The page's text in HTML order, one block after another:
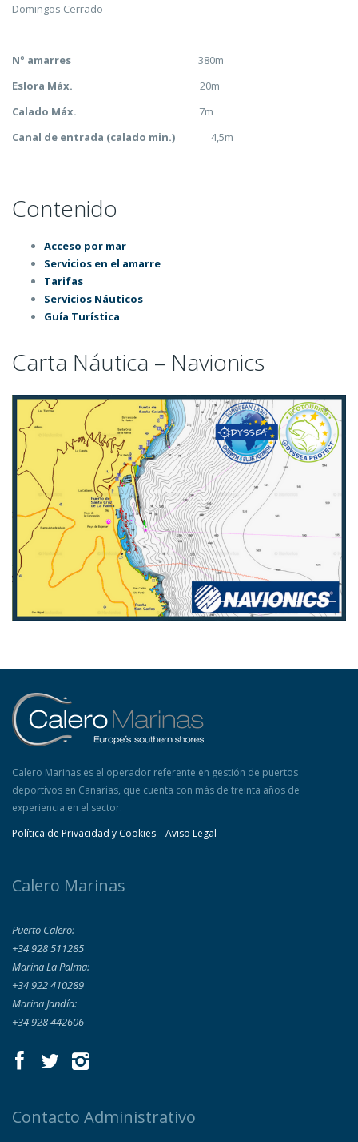
Domingos Cerrado
Nº amarres
380m
Eslora Máx.
20m
Calado Máx.
7m
Canal de entrada (calado min.)
4,5m
Contenido
Acceso por mar
Servicios en el amarre
Tarifas
Servicios Náuticos
Guía Turística
Carta Náutica – Navionics
Calero Marinas es el operador referente en gestión de puertos
deportivos en Canarias, que cuenta con más de treinta años de
experiencia en el sector.
Política de Privacidad y Cookies
Aviso Legal
Calero Marinas
Puerto Calero:
+34 928 511285
Marina La Palma:
+34 922 410289
Marina Jandía:
+34 928 442606
Contacto Administrativo